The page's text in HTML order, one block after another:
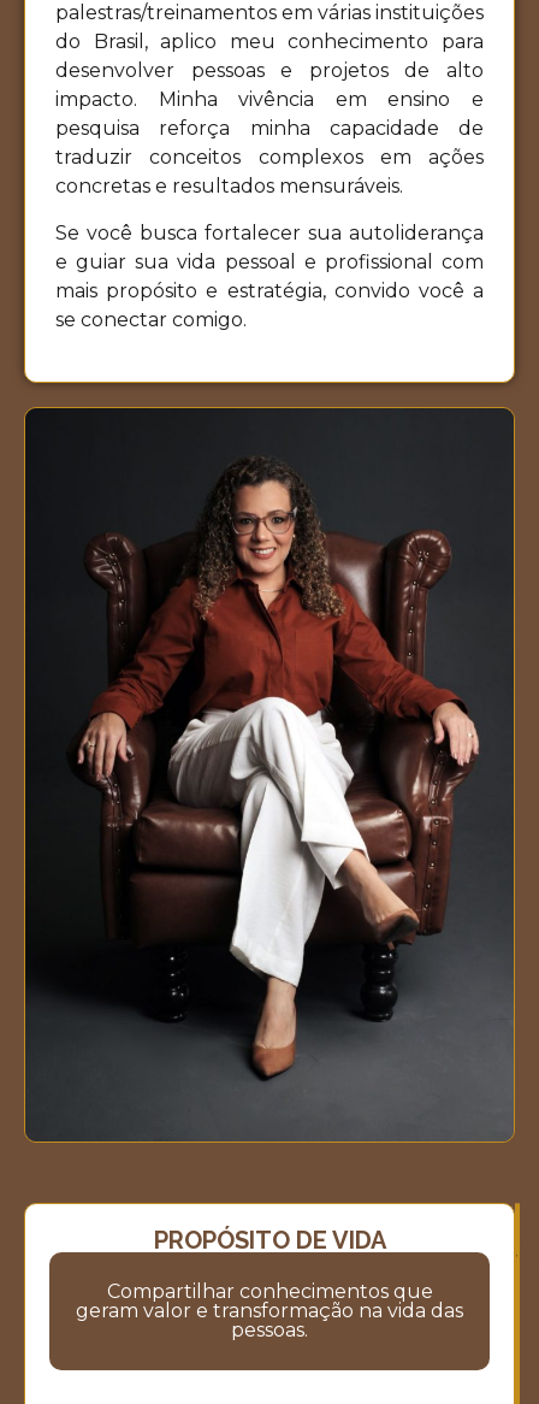
palestras/treinamentos em várias instituições
do Brasil, aplico meu conhecimento para
desenvolver pessoas e projetos de alto
impacto. Minha vivência em ensino e
pesquisa reforça minha capacidade de
traduzir conceitos complexos em ações
concretas e resultados mensuráveis.
Se você busca fortalecer sua autoliderança
e guiar sua vida pessoal e profissional com
mais propósito e estratégia, convido você a
se conectar comigo.
PROPÓSITO DE VIDA
Compartilhar conhecimentos que
geram valor e transformação na vida das
pessoas.